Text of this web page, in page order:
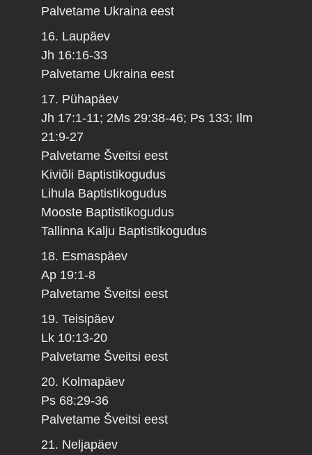
Palvetame Ukraina eest
16. Laupäev
Jh 16:16-33
Palvetame Ukraina eest
17. Pühapäev
Jh 17:1-11; 2Ms 29:38-46; Ps 133; Ilm
21:9-27
Palvetame Šveitsi eest
Kiviõli Baptistikogudus
Lihula Baptistikogudus
Mooste Baptistikogudus
Tallinna Kalju Baptistikogudus
18. Esmaspäev
Ap 19:1-8
Palvetame Šveitsi eest
19. Teisipäev
Lk 10:13-20
Palvetame Šveitsi eest
20. Kolmapäev
Ps 68:29-36
Palvetame Šveitsi eest
21. Neljapäev